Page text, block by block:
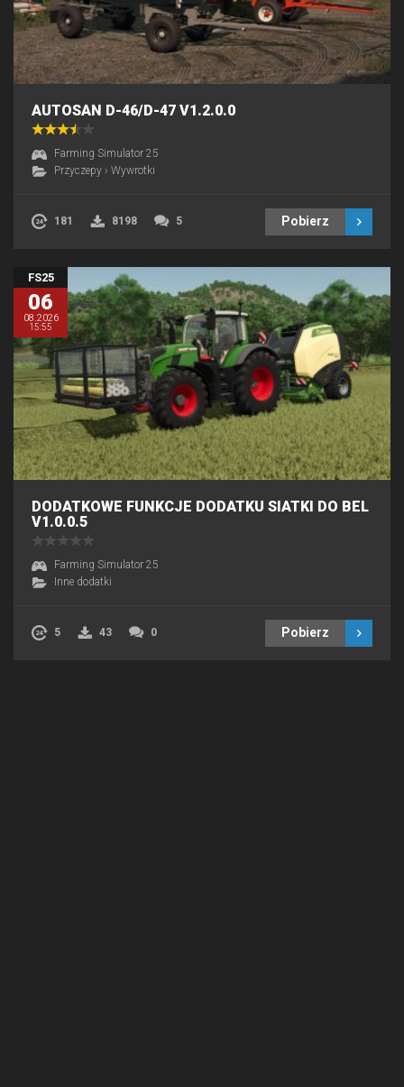
AUTOSAN D-46/D-47 V1.2.0.0
Farming Simulator 25
Przyczepy › Wywrotki
181 8198 5 Pobierz
FS25
06
08.2026
15:55
DODATKOWE FUNKCJE DODATKU SIATKI DO BEL
V1.0.0.5
Farming Simulator 25
Inne dodatki
5 43 0 Pobierz